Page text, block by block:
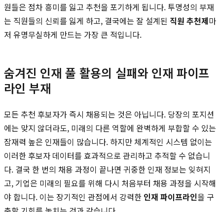
원들은 점차 흥미를 잃고 추천을 포기하게 됩니다. 투명성의 부재
는 직원들의 신뢰를 잃게 하고, 결국에는 잘 설계된 직원 추천제마
저 유명무실하게 만드는 가장 큰 적입니다.
숨겨진 인재 풀 활용의 실패와 인재 파이프
라인 부재
모든 추천 후보자가 즉시 채용되는 것은 아닙니다. 당장의 포지션
에는 맞지 않더라도, 미래의 다른 역할에 완벽하게 부합할 수 있는
잠재력 높은 인재들이 많습니다. 하지만 체계적인 시스템 없이는
이러한 후보자 데이터를 효과적으로 관리하고 추적할 수 없습니
다. 결국 한 번의 채용 과정이 끝나면 귀중한 인재 정보는 잊혀지
고, 기업은 미래의 필요를 위해 다시 처음부터 채용 과정을 시작해
야 합니다. 이는 장기적인 관점에서 강력한 인재 파이프라인을 구